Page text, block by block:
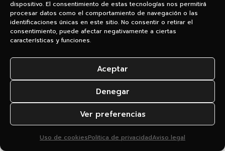
dispositivo. El consentimiento de estas tecnologías nos permitirá
procesar datos como el comportamiento de navegación o las
identificaciones únicas en este sitio. No consentir o retirar el
consentimiento, puede afectar negativamente a ciertas
características y funciones.
Aceptar
Denegar
Ver preferencias
Uso de cookiesPolitica de privacidadAviso legal
“La web quedó totalmente fiel a lo que buscaba,
y la campaña de posicionamiento que hicieron
Google. Muy satisfecha con el trato y con los